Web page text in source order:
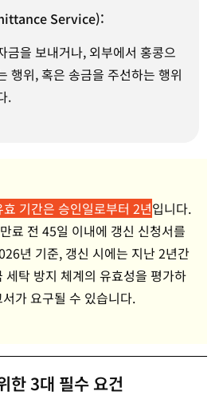
Service):
금을 보내거나, 외부에서 홍콩으
행위, 혹은 송금을 주선하는 행위
.
기간은 승인일로부터 2년입니다.
료 전 45일 이내에 갱신 신청서를
년 기준, 갱신 시에는 지난 2년간
세탁 방지 체계의 유효성을 평가하
가 요구될 수 있습니다.
한 3대 필수 요건